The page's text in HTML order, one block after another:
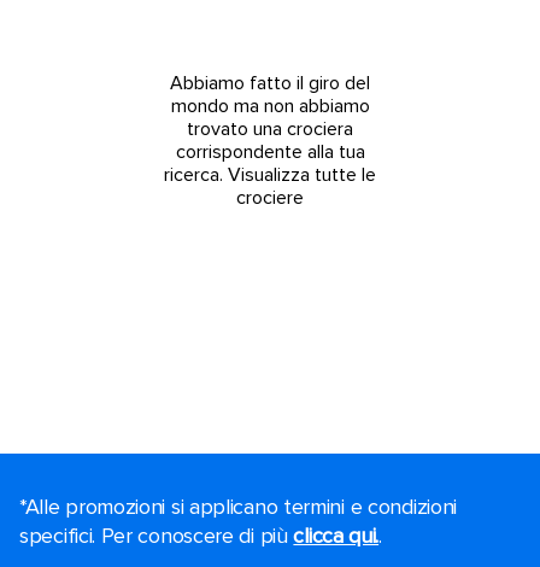
Abbiamo fatto il giro del
mondo ma non abbiamo
trovato una crociera
corrispondente alla tua
ricerca. Visualizza tutte le
crociere
*Alle promozioni si applicano termini e condizioni
specifici. Per conoscere di piùclicca qui..